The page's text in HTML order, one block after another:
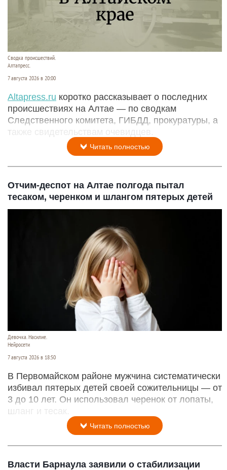
Сводка происшествий.
Алтапресс.
7 августа 2026 в 20:00
Аltapress.ru коротко рассказывает о последних
происшествиях на Алтае — по сводкам
Следственного комитета, ГИБДД, прокуратуры, а
также свидетельствам очевидцев.
Читать полностью
Отчим-деспот на Алтае полгода пытал
тесаком, черенком и шлангом пятерых детей
Девочка. Насилие.
Нейросети
7 августа 2026 в 18:50
В Первомайском районе мужчина систематически
избивал пятерых детей своей сожительницы — от
3 до 10 лет. Он использовал черенок от лопаты,
шланг и тесак.
Читать полностью
Власти Барнаула заявили о стабилизации